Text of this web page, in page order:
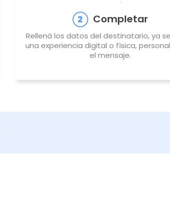
2 Completar
Rellená los datos del destinatario, ya
una experiencia digital o física,
el mensaje.